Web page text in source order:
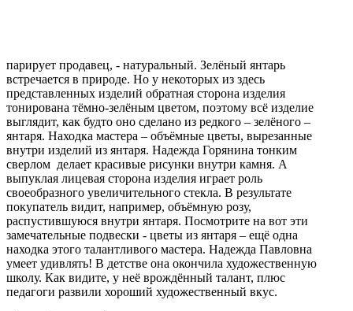
парирует продавец, - натуральный. Зелёный янтарь
встречается в природе. Но у некоторых из здесь
представленных изделий обратная сторона изделия
тонирована тёмно-зелёным цветом, поэтому всё изделие
выглядит, как будто оно сделано из редкого – зелёного –
янтаря. Находка мастера – объёмные цветы, вырезанные
внутри изделий из янтаря. Надежда Горянина тонким
сверлом делает красивые рисунки внутри камня. А
выпуклая лицевая сторона изделия играет роль
своеобразного увеличительного стекла. В результате
покупатель видит, например, объёмную розу,
распустившуюся внутри янтаря. Посмотрите на вот эти
замечательные подвески - цветы из янтаря – ещё одна
находка этого талантливого мастера. Надежда Павловна
умеет удивлять! В детстве она окончила художественную
школу. Как видите, у неё врождённый талант, плюс
педагоги развили хороший художественный вкус.